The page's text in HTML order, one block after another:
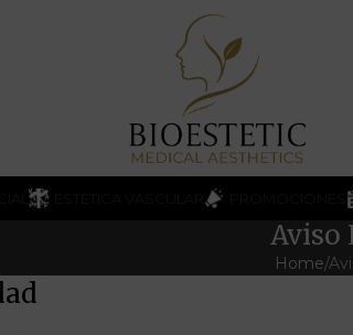
Aviso
Home